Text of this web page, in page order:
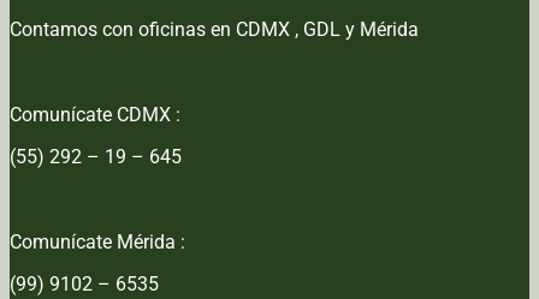
Contamos con oficinas en CDMX , GDL y Mérida
Comunícate CDMX :
(55) 292 – 19 – 645
Comunícate Mérida :
(99) 9102 – 6535